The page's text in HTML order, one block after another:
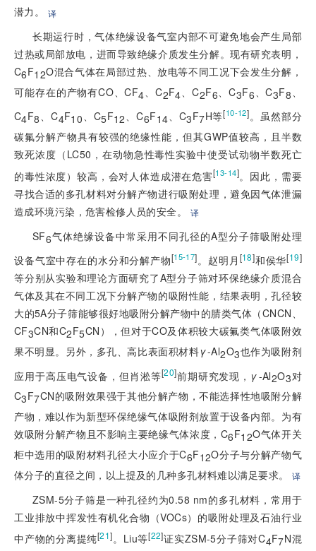
潜力。
译
长期运行时，气体绝缘设备气室内部不可避免地会产生局部
过热或局部放电，进而导致绝缘介质发生分解。现有研究表明，
C6F12O混合气体在局部过热、放电等不同工况下会发生分解，
可能存在的产物有CO、CF4、C2F4、C2F6、C3F6、C3F8、
C4F8、C4F10、C5F12、C6F14、C3F7H等[10-12]。虽然部分
碳氟分解产物具有较强的绝缘性能，但其GWP值较高，且半数
致死浓度（LC50，在动物急性毒性实验中使受试动物半数死亡
的毒性浓度）较高，会对人体造成潜在危害[13-14]。因此，需要
寻找合适的多孔材料对分解产物进行吸附处理，避免因气体泄漏
造成环境污染，危害检修人员的安全。
译
SF6气体绝缘设备中常采用不同孔径的A型分子筛吸附处理
设备气室中存在的水分和分解产物[15-17]。赵明月 [18]和侯华[19]
等分别从实验和理论方面研究了A型分子筛对环保绝缘介质混合
气体及其在不同工况下分解产物的吸附性能，结果表明，孔径较
大的5A分子筛能够很好地吸附分解产物中的腈类气体（CNCN、
CF3CN和C2F5CN），但对于CO及体积较大碳氟类气体吸附效
果不明显。另外，多孔、高比表面积材料γ-Al2O3也作为吸附剂
应用于高压电气设备，但肖淞等[20]前期研究发现， γ-Al2O3对
C3F7CN的吸附效果强于其他分解产物，不能选择性地吸附分解
产物，难以作为新型环保绝缘气体吸附剂放置于设备内部。为有
效吸附分解产物且不影响主要绝缘气体浓度，C6F12O气体开关
柜中选用的吸附材料孔径大小应介于C6F12O分子与分解产物气
体分子的直径之间，以上提及的几种多孔材料难以满足要求。
译
ZSM-5分子筛是一种孔径约为0.58 nm的多孔材料，常用于
工业排放中挥发性有机化合物（VOCs）的吸附处理及石油行业
中产物的分离提纯[21]。Liu等[22]证实ZSM-5分子筛对C4F7N混